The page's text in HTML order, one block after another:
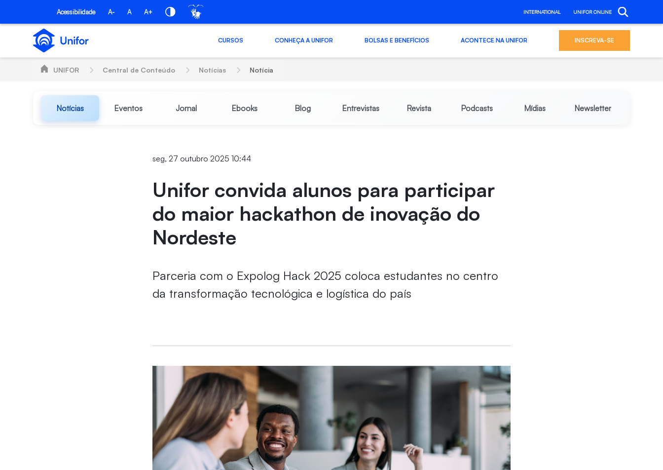
Pular para o Conteúdo principal
Acessibilidade A- A A+ INTERNATIONAL UNIFOR ONLINE
CURSOS CONHEÇA A UNIFOR BOLSAS E BENEFÍCIOS ACONTECE NA UNIFOR INSCREVA-SE
UNIFOR Central de Conteúdo Notícias Notícia
Notícias Eventos Jornal Ebooks Blog Entrevistas Revista Podcasts Mídias Newsletter
seg, 27 outubro 2025 10:44
Unifor convida alunos para participar
do maior hackathon de inovação do
Nordeste
Parceria com o Expolog Hack 2025 coloca estudantes no centro
da transformação tecnológica e logística do país